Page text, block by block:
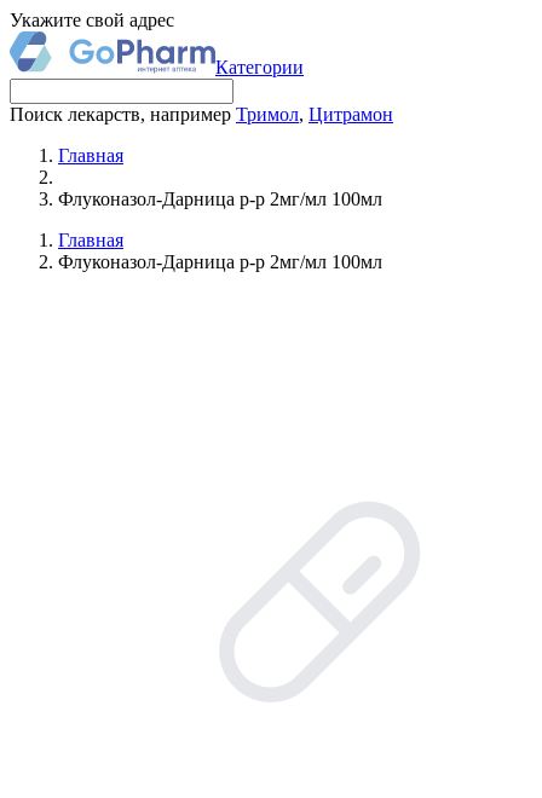
Укажите свой адрес
Категории
Поиск лекарств, например Тримол, Цитрамон
Главная
Флуконазол-Дарница р-р 2мг/мл 100мл
Главная
Флуконазол-Дарница р-р 2мг/мл 100мл